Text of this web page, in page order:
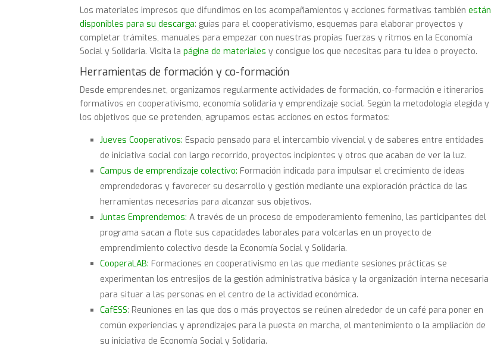
Los materiales impresos que difundimos en los acompañamientos y acciones formativas tambiénestán
disponibles para su descarga: guías para el cooperativismo, esquemas para elaborar proyectos y
completar trámites, manuales para empezar con nuestras propias fuerzas y ritmos en la Economía
Social y Solidaria. Visita lapágina de materialesy consigue los que necesitas para tu idea o proyecto.
Herramientas de formación y co-formación
Desde emprendes.net, organizamos regularmente actividades de formación, co-formación e itinerarios
formativos en cooperativismo, economía solidaria y emprendizaje social. Según la metodología elegida y
los objetivos que se pretenden, agrupamos estas acciones en estos formatos:
Jueves Cooperativos: Espacio pensado para el intercambio vivencial y de saberes entre entidades
de iniciativa social con largo recorrido, proyectos incipientes y otros que acaban de ver la luz.
Campus de emprendizaje colectivo: Formación indicada para impulsar el crecimiento de ideas
emprendedoras y favorecer su desarrollo y gestión mediante una exploración práctica de las
herramientas necesarias para alcanzar sus objetivos.
Juntas Emprendemos: A través de un proceso de empoderamiento femenino, las participantes del
programa sacan a flote sus capacidades laborales para volcarlas en un proyecto de
emprendimiento colectivo desde la Economía Social y Solidaria.
CooperaLAB: Formaciones en cooperativismo en las que mediante sesiones prácticas se
experimentan los entresijos de la gestión administrativa básica y la organización interna necesaria
para situar a las personas en el centro de la actividad económica.
CafESS: Reuniones en las que dos o más proyectos se reúnen alrededor de un café para poner en
común experiencias y aprendizajes para la puesta en marcha, el mantenimiento o la ampliación de
su iniciativa de Economía Social y Solidaria.